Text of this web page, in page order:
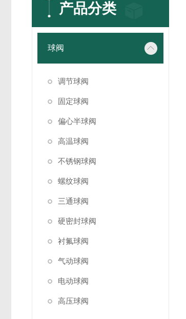
产品分类
球阀
调节球阀
固定球阀
偏心半球阀
高温球阀
不锈钢球阀
螺纹球阀
三通球阀
硬密封球阀
衬氟球阀
气动球阀
电动球阀
高压球阀